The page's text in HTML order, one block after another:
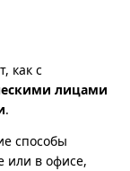
как с
лицами
.
способы
или в офисе,